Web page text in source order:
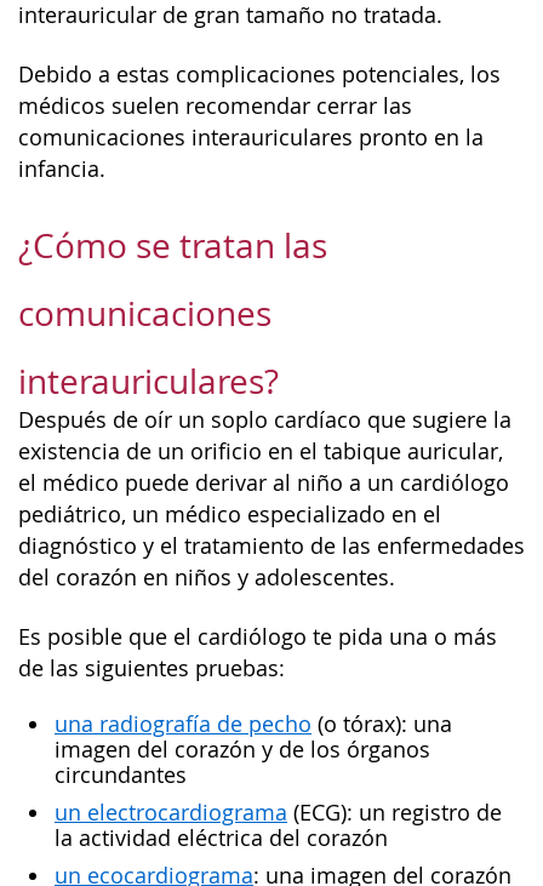
interauricular de gran tamaño no tratada.
Debido a estas complicaciones potenciales, los
médicos suelen recomendar cerrar las
comunicaciones interauriculares pronto en la
infancia.
¿Cómo se tratan las
comunicaciones
interauriculares?
Después de oír un soplo cardíaco que sugiere la
existencia de un orificio en el tabique auricular,
el médico puede derivar al niño a un cardiólogo
pediátrico, un médico especializado en el
diagnóstico y el tratamiento de las enfermedades
del corazón en niños y adolescentes.
Es posible que el cardiólogo te pida una o más
de las siguientes pruebas:
una radiografía de pecho (o tórax): una
imagen del corazón y de los órganos
circundantes
un electrocardiograma (ECG): un registro de
la actividad eléctrica del corazón
un ecocardiograma: una imagen del corazón